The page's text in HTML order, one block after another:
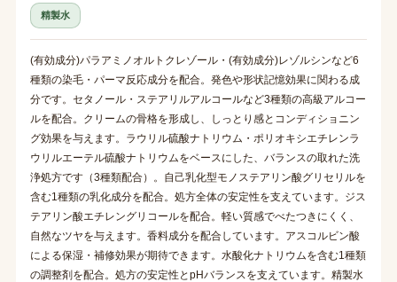
精製水
(有効成分)パラアミノオルトクレゾール・(有効成分)レゾルシンなど6
種類の染毛・パーマ反応成分を配合。発色や形状記憶効果に関わる成
分です。セタノール・ステアリルアルコールなど3種類の高級アルコー
ルを配合。クリームの骨格を形成し、しっとり感とコンディショニン
グ効果を与えます。ラウリル硫酸ナトリウム・ポリオキシエチレンラ
ウリルエーテル硫酸ナトリウムをベースにした、バランスの取れた洗
浄処方です（3種類配合）。自己乳化型モノステアリン酸グリセリルを
含む1種類の乳化成分を配合。処方全体の安定性を支えています。ジス
テアリン酸エチレングリコールを配合。軽い質感でべたつきにくく、
自然なツヤを与えます。香料成分を配合しています。アスコルビン酸
による保湿・補修効果が期待できます。水酸化ナトリウムを含む1種類
の調整剤を配合。処方の安定性とpHバランスを支えています。精製水